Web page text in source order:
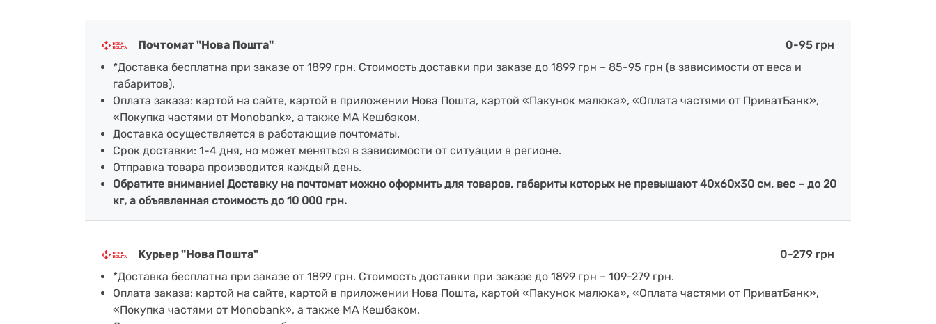
Почтомат "Нова Пошта"
0-95 грн
*Доставка бесплатна при заказе от 1899 грн. Стоимость доставки при заказе до 1899 грн – 85-95 грн (в зависимости от веса и
габаритов).
Оплата заказа: картой на сайте, картой в приложении Нова Пошта, картой «Пакунок малюка», «Оплата частями от ПриватБанк»,
«Покупка частями от Monobank», а также МА Кешбэком.
Доставка осуществляется в работающие почтоматы.
Срок доставки: 1-4 дня, но может меняться в зависимости от ситуации в регионе.
Отправка товара производится каждый день.
Обратите внимание! Доставку на почтомат можно оформить для товаров, габариты которых не превышают 40х60х30 см, вес – до 20
кг, а объявленная стоимость до 10 000 грн.
Курьер "Нова Пошта"
0-279 грн
*Доставка бесплатна при заказе от 1899 грн. Стоимость доставки при заказе до 1899 грн – 109-279 грн.
Оплата заказа: картой на сайте, картой в приложении Нова Пошта, картой «Пакунок малюка», «Оплата частями от ПриватБанк»,
«Покупка частями от Monobank», а также МА Кешбэком.